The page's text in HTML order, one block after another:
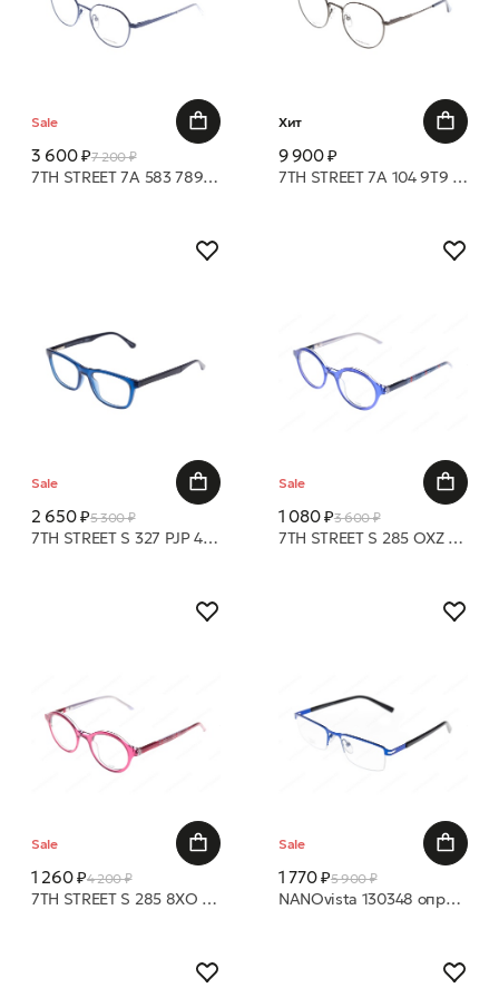
Sale
3 600 ₽7 200 ₽
7TH STREET 7A 583 789 51 18 оправа
Хит
9 900 ₽
7TH STREET 7A 104 9T9 51 21 оправа
Sale
2 650 ₽5 300 ₽
7TH STREET S 327 PJP 47 16 оправа
Sale
1 080 ₽3 600 ₽
7TH STREET S 285 OXZ 44 20 оправа
Sale
1 260 ₽4 200 ₽
7TH STREET S 285 8XO 44 20 оправа
Sale
1 770 ₽5 900 ₽
NANOvista 130348 оправа